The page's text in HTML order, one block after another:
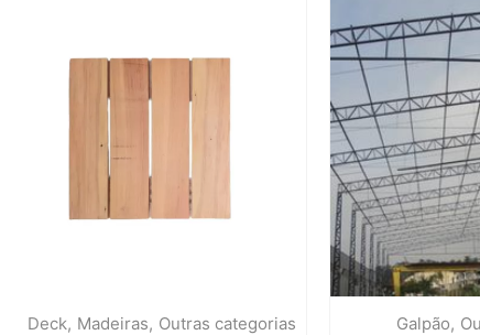
Deck Madeiras Outras categorias Galpão